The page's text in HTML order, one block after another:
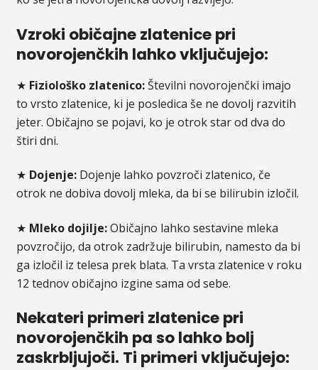
Vzroki običajne zlatenice pri
novorojenčkih lahko vključujejo:
★ Fiziološko zlatenico:Številni novorojenčki imajo
to vrsto zlatenice, ki je posledica še ne dovolj razvitih
jeter. Običajno se pojavi, ko je otrok star od dva do
štiri dni.
★ Dojenje:Dojenje lahko povzroči zlatenico, če
otrok ne dobiva dovolj mleka, da bi se bilirubin izločil.
★ Mleko dojilje:Običajno lahko sestavine mleka
povzročijo, da otrok zadržuje bilirubin, namesto da bi
ga izločil iz telesa prek blata. Ta vrsta zlatenice v roku
12 tednov običajno izgine sama od sebe.
Nekateri primeri zlatenice pri
novorojenčkih pa so lahko bolj
zaskrbljujoči. Ti primeri vključujejo: